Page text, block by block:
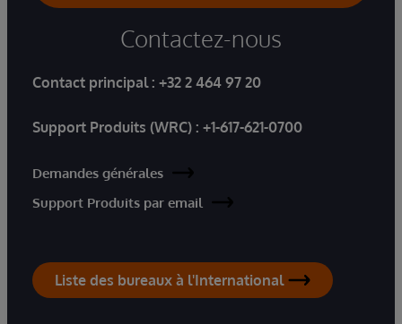
Contactez-nous
Contact principal : +32 2 464 97 20
Support Produits (WRC) : +1-617-621-0700
Demandes générales
Support Produits par email
Liste des bureaux à l'International